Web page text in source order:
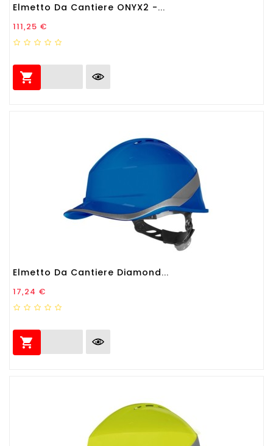
Elmetto Da Cantiere ONYX2 -...
Prezzo
111,25 €

Elmetto Da Cantiere Diamond...
Prezzo
17,24 €
